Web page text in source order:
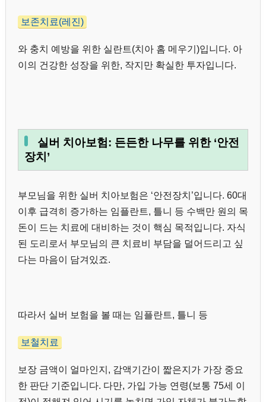
보존치료(레진)
와 충치 예방을 위한 실란트(치아 홈 메우기)입니다. 아
이의 건강한 성장을 위한, 작지만 확실한 투자입니다.
실버 치아보험: 든든한 나무를 위한 ‘안전
장치’
부모님을 위한 실버 치아보험은 ‘안전장치’입니다. 60대
이후 급격히 증가하는 임플란트, 틀니 등 수백만 원의 목
돈이 드는 치료에 대비하는 것이 핵심 목적입니다. 자식
된 도리로서 부모님의 큰 치료비 부담을 덜어드리고 싶
다는 마음이 담겨있죠.
따라서 실버 보험을 볼 때는 임플란트, 틀니 등
보철치료
보장 금액이 얼마인지, 감액기간이 짧은지가 가장 중요
한 판단 기준입니다. 다만, 가입 가능 연령(보통 75세 이